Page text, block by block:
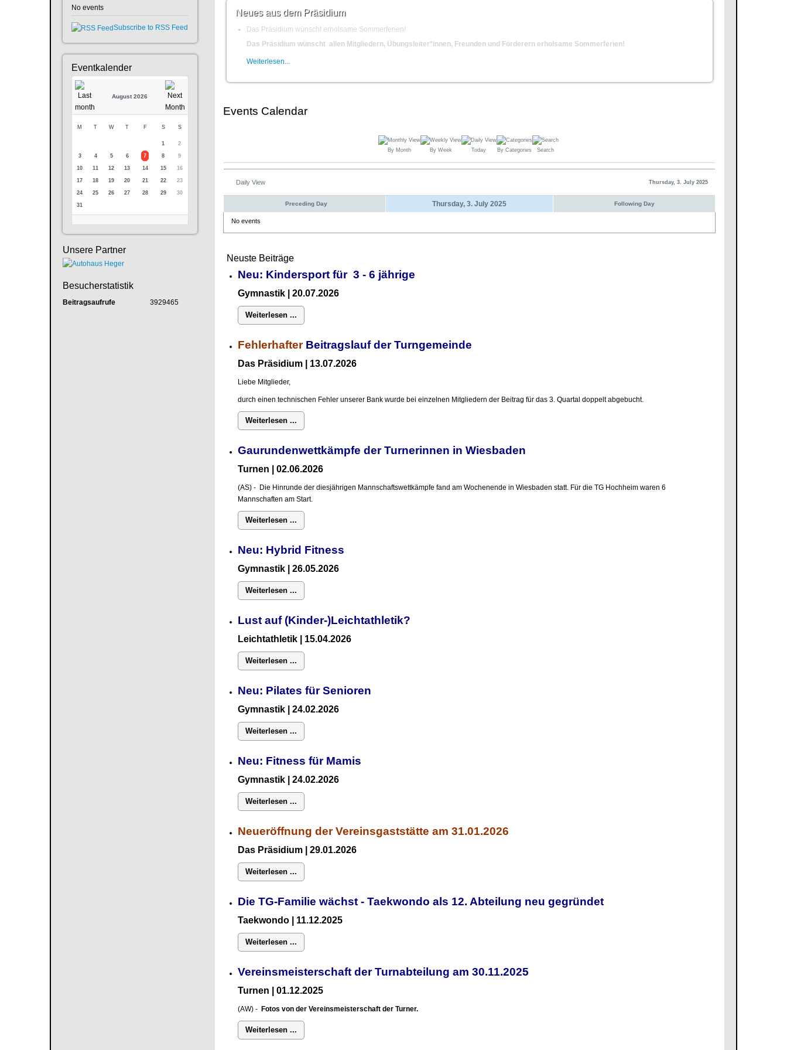
Neues aus dem Präsidium
Das Präsidium wünscht erholsame Sommerferien!
Das Präsidium wünscht allen Mitgliedern, Übungsleiter*innen, Freunden und Förderern erholsame Sommerferien!
Weiterlesen...
Events Calendar
By Month By Week Today By Categories Search
Daily View Thursday, 3. July 2025
Preceding Day Thursday, 3. July 2025 Following Day
No events
Neuste Beiträge
Neu: Kindersport für 3 - 6 jährige
Gymnastik | 20.07.2026
Weiterlesen ...
FehlerhafterBeitragslauf der Turngemeinde
Das Präsidium | 13.07.2026
Liebe Mitglieder,
durch einen technischen Fehler unserer Bank wurde bei einzelnen Mitgliedern der Beitrag für das 3. Quartal doppelt abgebucht.
Weiterlesen ...
Gaurundenwettkämpfe der Turnerinnen in Wiesbaden
Turnen | 02.06.2026
(AS) - Die Hinrunde der diesjährigen Mannschaftswettkämpfe fand am Wochenende in Wiesbaden statt. Für die TG Hochheim waren 6
Mannschaften am Start.
Weiterlesen ...
Neu: Hybrid Fitness
Gymnastik | 26.05.2026
Weiterlesen ...
Lust auf (Kinder-)Leichtathletik?
Leichtathletik | 15.04.2026
Weiterlesen ...
Neu: Pilates für Senioren
Gymnastik | 24.02.2026
Weiterlesen ...
Neu: Fitness für Mamis
Gymnastik | 24.02.2026
Weiterlesen ...
Neueröffnung der Vereinsgaststätte am 31.01.2026
Das Präsidium | 29.01.2026
Weiterlesen ...
Die TG-Familie wächst - Taekwondo als 12. Abteilung neu gegründet
Taekwondo | 11.12.2025
Weiterlesen ...
Vereinsmeisterschaft der Turnabteilung am 30.11.2025
Turnen | 01.12.2025
(AW) -Fotos von der Vereinsmeisterschaft der Turner.
Weiterlesen ...
No events
Subscribe to RSS Feed
Eventkalender
August 2026
M T W T F S S
1 2
3 4 5 6 7 8 9
10 11 12 13 14 15 16
17 18 19 20 21 22 23
24 25 26 27 28 29 30
31
Unsere Partner
Besucherstatistik
Beitragsaufrufe 3929465